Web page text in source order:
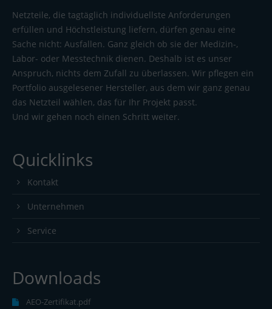
Netzteile, die tagtäglich individuellste Anforderungen
erfüllen und Höchstleistung liefern, dürfen genau eine
Sache nicht: Ausfallen. Ganz gleich ob sie der Medizin-,
Labor- oder Messtechnik dienen. Deshalb ist es unser
Anspruch, nichts dem Zufall zu überlassen. Wir pflegen ein
Portfolio ausgelesener Hersteller, aus dem wir ganz genau
das Netzteil wählen, das für Ihr Projekt passt.
Und wir gehen noch einen Schritt weiter.
Quicklinks
Kontakt
Unternehmen
Service
Downloads
AEO-Zertifikat.pdf